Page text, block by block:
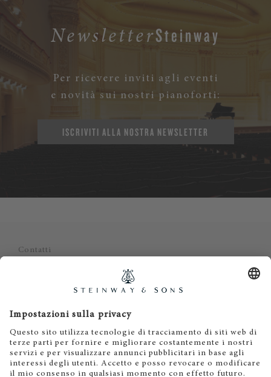
NewsletterSteinway
Per ricevere inviti agli eventi
e novità sui nostri pianoforti:
ISCRIVITI ALLA NOSTRA NEWSLETTER
Contatti
Informazioni legali
Termini e condizioni